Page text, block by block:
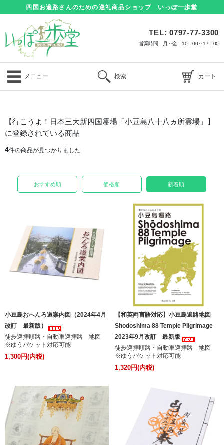
四国お遍路さんのための巡礼商品ショップ いっぽ一歩堂
TEL: 0797-77-3300
営業時間 月～金 10：00～17：00
メニュー 検索 カート
【行こうよ！日本三大新四国霊場「小豆島八十八ヵ所霊場」】
に登録されている商品
4件の商品が見つかりました
おすすめ順 価格順 新着順
小豆島おへんろ道案内図（2024年4月
改訂 最新版）
徒歩巡拝順路・自動車巡拝路 地図
※ゆうパケット対応可能
1,300円(内税)
【和英両言語対応】小豆島遍路地図
Shodoshima 88 Temple Pilgrimage
2023年9月改訂 最新版
徒歩巡拝順路・自動車巡拝路 地図
※ゆうパケット対応可能
1,320円(内税)